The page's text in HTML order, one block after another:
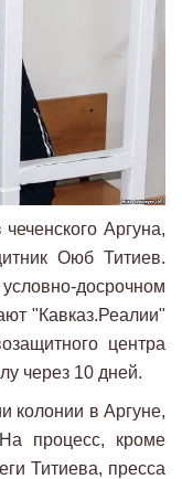
Аргуна,
Оюб Титиев.
досрочном
"Кавказ.Реалии"
центра
через 10 дней.
колонии в Аргуне,
процесс, кроме
Титиева, пресса